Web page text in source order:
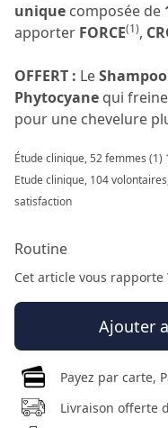
unique composée de
apporter FORCE(1),
OFFERT : Le
Phytocyane qui
pour une chevelure
Étude clinique, 52 femmes (1)
Etude clinique, 104
satisfaction
Routine
Cet article vous rapporte
Ajouter
Payez par carte,
Livraison offerte